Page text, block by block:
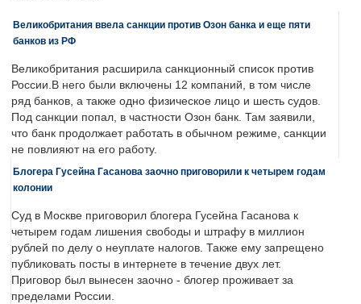
Великобритания ввела санкции против Озон банка и еще пяти
банков из РФ
Великобритания расширила санкционный список против
России.В него были включены 12 компаний, в том числе
ряд банков, а также одно физическое лицо и шесть судов.
Под санкции попал, в частности Озон банк. Там заявили,
что банк продолжает работать в обычном режиме, санкции
не повлияют на его работу.
Блогера Гусейна Гасанова заочно приговорили к четырем годам
колонии
Суд в Москве приговорил блогера Гусейна Гасанова к
четырем годам лишения свободы и штрафу в миллион
рублей по делу о неуплате налогов. Также ему запрещено
публиковать посты в интернете в течение двух лет.
Приговор был вынесен заочно - блогер проживает за
пределами России.